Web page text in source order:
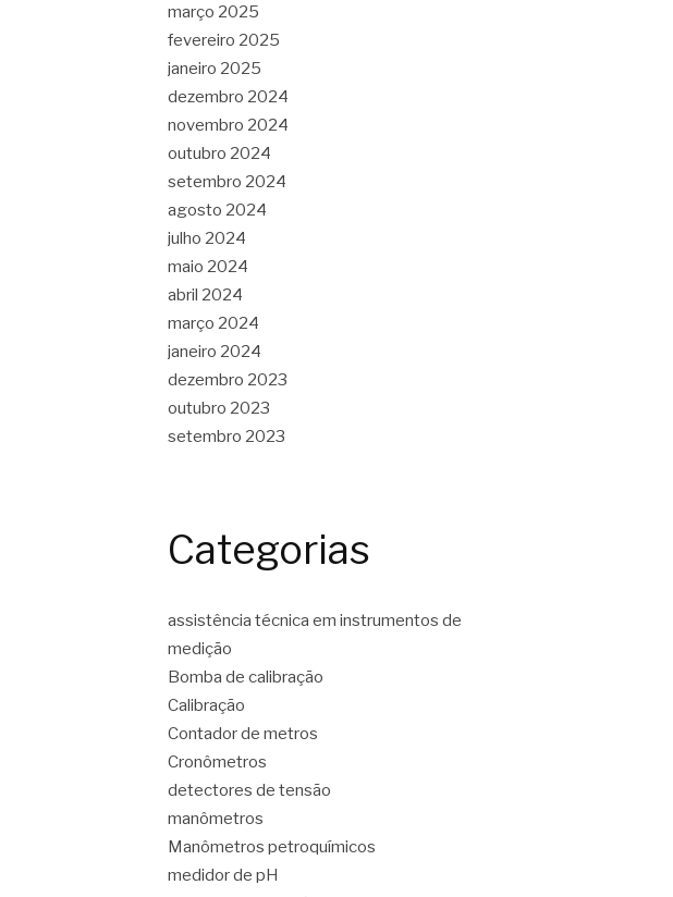
março 2025
fevereiro 2025
janeiro 2025
dezembro 2024
novembro 2024
outubro 2024
setembro 2024
agosto 2024
julho 2024
maio 2024
abril 2024
março 2024
janeiro 2024
dezembro 2023
outubro 2023
setembro 2023
Categorias
assistência técnica em instrumentos de
medição
Bomba de calibração
Calibração
Contador de metros
Cronômetros
detectores de tensão
manômetros
Manômetros petroquímicos
medidor de pH